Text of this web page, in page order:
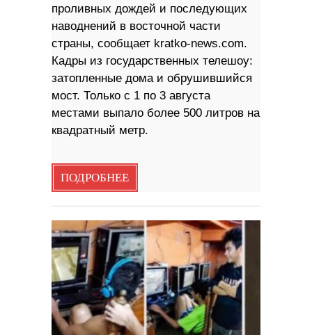
проливных дождей и последующих
наводнений в восточной части
страны, сообщает kratko-news.com.
Кадры из государственных телешоу:
затопленные дома и обрушившийся
мост. Только с 1 по 3 августа
местами выпало более 500 литров на
квадратный метр.
ПОДРОБНЕЕ